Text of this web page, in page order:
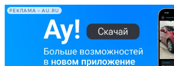
РЕКЛАМА • AU.RU